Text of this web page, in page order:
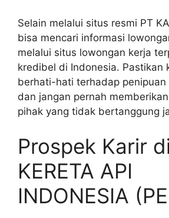
Selain melalui situs resmi PT
bisa mencari informasi
melalui situs lowongan kerja
kredibel di Indonesia. Pastikan
berhati-hati terhadap penipuan
dan jangan pernah
pihak yang tidak bertanggung
Prospek Karir
KERETA API
INDONESIA